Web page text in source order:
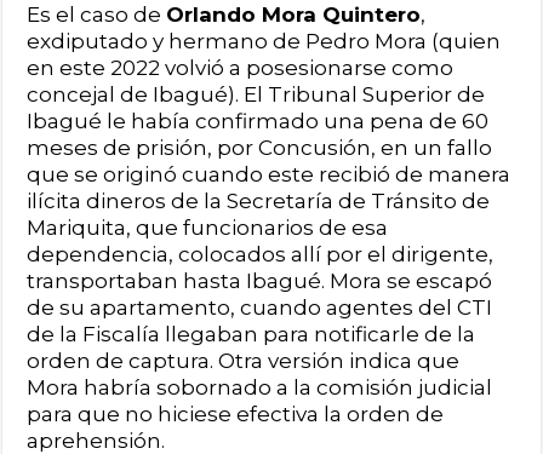
Es el caso de Orlando Mora Quintero,
exdiputado y hermano de Pedro Mora (quien
en este 2022 volvió a posesionarse como
concejal de Ibagué). El Tribunal Superior de
Ibagué le había confirmado una pena de 60
meses de prisión, por Concusión, en un fallo
que se originó cuando este recibió de manera
ilícita dineros de la Secretaría de Tránsito de
Mariquita, que funcionarios de esa
dependencia, colocados allí por el dirigente,
transportaban hasta Ibagué. Mora se escapó
de su apartamento, cuando agentes del CTI
de la Fiscalía llegaban para notificarle de la
orden de captura. Otra versión indica que
Mora habría sobornado a la comisión judicial
para que no hiciese efectiva la orden de
aprehensión.